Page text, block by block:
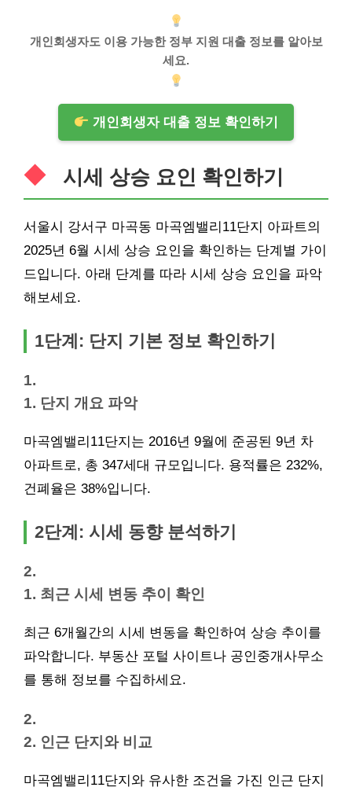
개인회생자도 이용 가능한 정부 지원 대출 정보를 알아보
세요.
개인회생자 대출 정보 확인하기
시세 상승 요인 확인하기
서울시 강서구 마곡동 마곡엠밸리11단지 아파트의
2025년 6월 시세 상승 요인을 확인하는 단계별 가이
드입니다. 아래 단계를 따라 시세 상승 요인을 파악
해보세요.
1단계: 단지 기본 정보 확인하기
1.
1. 단지 개요 파악
마곡엠밸리11단지는 2016년 9월에 준공된 9년 차
아파트로, 총 347세대 규모입니다. 용적률은 232%,
건폐율은 38%입니다.
2단계: 시세 동향 분석하기
2.
1. 최근 시세 변동 추이 확인
최근 6개월간의 시세 변동을 확인하여 상승 추이를
파악합니다. 부동산 포털 사이트나 공인중개사무소
를 통해 정보를 수집하세요.
2.
2. 인근 단지와 비교
마곡엠밸리11단지와 유사한 조건을 가진 인근 단지